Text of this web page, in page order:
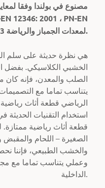
913: 2019-03 لمعدات الجمباز والرياضة.
الخشبي الكلاسيكي. بفضل
الصلب والمعدن، فإنه كان
يتناسب تماما مع
استخدام التقنيات الحديثة
قطعة أثاث رياضية ممتازة.
الصغيرة – اللحام
والخشب الطبيعي، فإننا
وعملي يتناسب تماما مع